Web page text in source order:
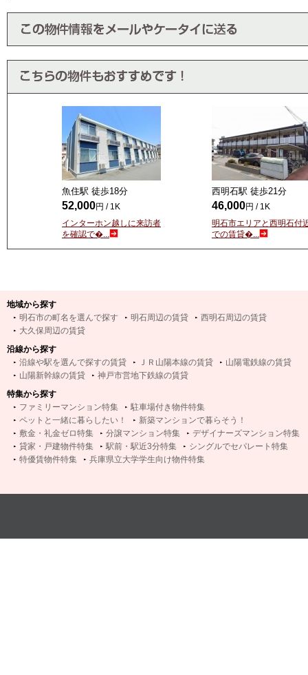
魚住駅 徒歩18分
52,000円 / 1K
インターホン越しに来訪者
を確認で�...
西明石駅 徒歩21分
46,000円 / 1K
明石市エリアと西明石付
での賃貸�...
地域から探す
明石市の町名を選んで探す
明石周辺の賃貸
西明石周辺の賃貸
大久保周辺の賃貸
沿線から探す
沿線や駅を選んで探すの賃貸
ＪＲ山陽本線の賃貸
山陽電鉄線の賃貸
山陽新幹線の賃貸
神戸市営地下鉄線の賃貸
特集から探す
ファミリーマンション特集
駐車場付き物件特集
ペットと一緒に暮らしたい！
新築マンションで暮らそう！
敷金・礼金ゼロ特集
分譲マンション特集
デザイナーズマンション特集
貸家・戸建物件特集
駅前・駅近3分特集
シングルでセパレート特集
特優賃物件特集
兵庫県立大学学生向け物件特集